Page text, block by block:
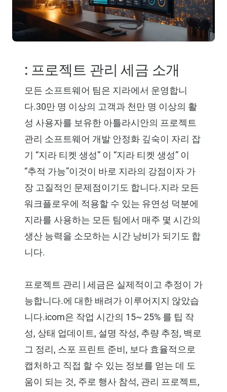
: 프로젝트 관리 세금 소개
모든 소프트웨어 팀은 지라에서 운영합니
다.30만 명 이상의 고객과 천만 명 이상의 활
성 사용자를 보유한 아틀라시안의 프로젝트
관리 소프트웨어 개발 안정화 깊숙이 자리 잡
기 “지라 티켓 생성” 이 “지라 티켓 생성” 이
“추적 가능”이것이 바로 지라의 강점이자 가
장 고질적인 문제점이기도 합니다.지라 모든
워크플로우에 적용할 수 있는 유연성 덕분에
지라를 사용하는 모든 팀에서 매주 몇 시간의
생산 능력을 소모하는 시간 낭비가 되기도 합
니다.
프로젝트 관리 | 세금은 실제적이고 추정이 가
능합니다.에 대한 배려가 이루어지지 않았습
니다.icom은 작업 시간의 15~ 25% 를 팁 작
성, 상태 업데이트, 설명 작성, 추량 추정, 백로
그 정리, 스포 프린트 준비, 보다 효율적으로
캡처하고 직접 할 수 있는 정보를 얻는 데 도
움이 되는 것, 주로 행사 참석, 관리 프로젝트,